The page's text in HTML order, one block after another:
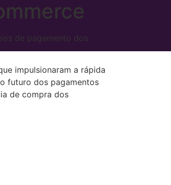
de pagamento dos
impulsionaram a rápida
futuro dos pagamentos
de compra dos